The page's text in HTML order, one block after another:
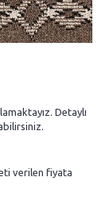
Detaylı
verilen fiyata